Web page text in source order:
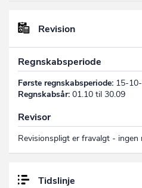
Revision
Regnskabsperiode
Første regnskabsperiode: 15-
Regnskabsår: 01.10 til 30.09
Revisor
Revisionspligt er fravalgt - ingen
Tidslinje